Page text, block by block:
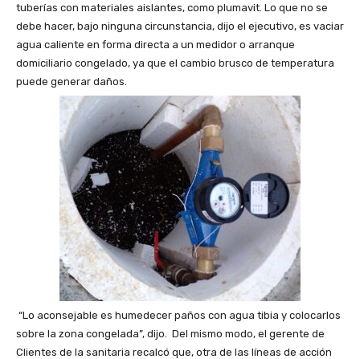
tuberías con materiales aislantes, como plumavit. Lo que no se
debe hacer, bajo ninguna circunstancia, dijo el ejecutivo, es vaciar
agua caliente en forma directa a un medidor o arranque
domiciliario congelado, ya que el cambio brusco de temperatura
puede generar daños.
“Lo aconsejable es humedecer paños con agua tibia y colocarlos
sobre la zona congelada”, dijo. Del mismo modo, el gerente de
Clientes de la sanitaria recalcó que, otra de las líneas de acción